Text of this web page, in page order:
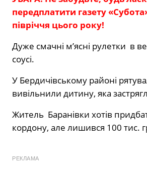
передплатити газету
півріччя цього року!
Дуже смачні м’ясні рулетки в
соусі.
У Бердичівському районі
вивільнили дитину, яка
Житель Баранівки хотів
кордону, але лишився 100 тис.
РЕКЛАМА